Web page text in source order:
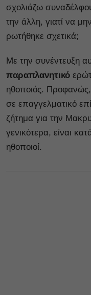
σχολιάζω
την άλλη, γιατί να
ρωτήθηκε σχετικά;
Με την συνέντευξη
παραπλανητικό
ηθοποιός.
σε επαγγελματικό
ζήτημα για την
γενικότερα, είναι
ηθοποιοί.